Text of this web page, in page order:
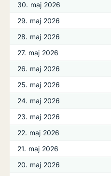
30. maj 2026
29. maj 2026
28. maj 2026
27. maj 2026
26. maj 2026
25. maj 2026
24. maj 2026
23. maj 2026
22. maj 2026
21. maj 2026
20. maj 2026